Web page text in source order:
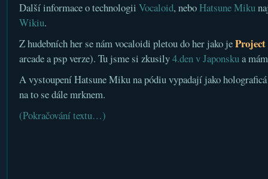
Další informace o technologii Vocaloid, neboHatsune Miku
Wikiu.
Z hudebních her se nám vocaloidi pletou do her jako je
arcade a psp verze). Tu jsme si zkusily4.den v Japonskua
A vystoupení Hatsune Miku na pódiu vypadají jako
na to se dále mrknem.
(Pokračování textu…)